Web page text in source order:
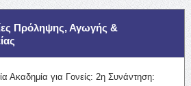
Πρόληψης, Αγωγής &
Ακαδημία για Γονείς: 2η Συνάντηση: